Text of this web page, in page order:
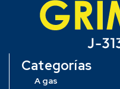
Categorías
A gas